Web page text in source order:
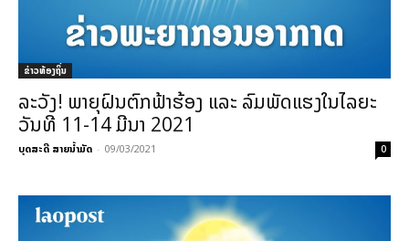
ຂ່າວທ້ອງຖິ່ນ
ລະວັງ! ພາຍຸຝົນຕົກຟ້າຮ້ອງ ແລະ ລົມພັດແຮງໃນໄລຍະ
ວັນທີ 11-14 ມີນາ 2021
ບຸດສະດີ ສາຍນ້ຳມັດ - 09/03/2021 0